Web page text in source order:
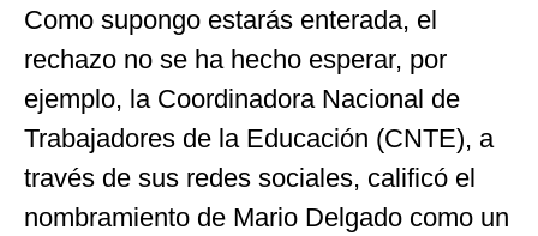
Como supongo estarás enterada, el
rechazo no se ha hecho esperar, por
ejemplo, la Coordinadora Nacional de
Trabajadores de la Educación (CNTE), a
través de sus redes sociales, calificó el
nombramiento de Mario Delgado como un